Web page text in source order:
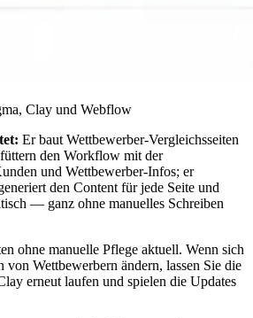
Clay und Webflow
Er baut Wettbewerber-Vergleichsseiten
den Workflow mit der
und Wettbewerber-Infos; er
den Content für jede Seite und
— ganz ohne manuelles Schreiben
ohne manuelle Pflege aktuell. Wenn sich
von Wettbewerbern ändern, lassen Sie die
erneut laufen und spielen die Updates